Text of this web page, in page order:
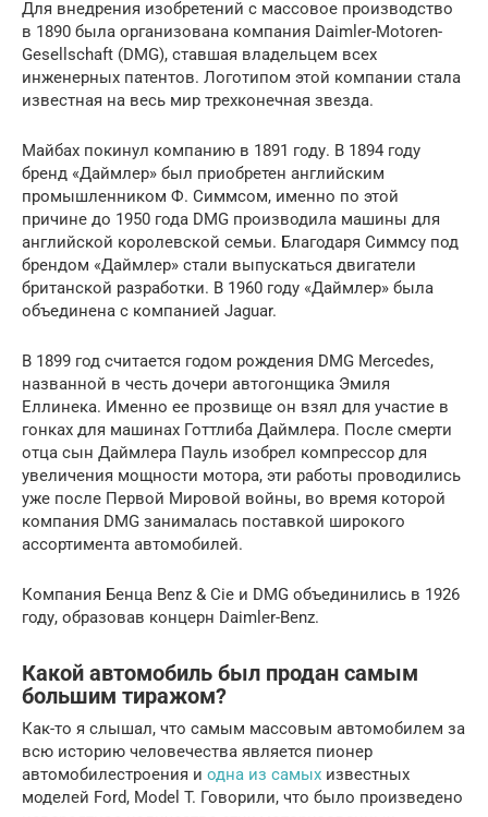
Для внедрения изобретений с массовое производство
в 1890 была организована компания Daimler-Motoren-
Gesellschaft (DMG), ставшая владельцем всех
инженерных патентов. Логотипом этой компании стала
известная на весь мир трехконечная звезда.
Майбах покинул компанию в 1891 году. В 1894 году
бренд «Даймлер» был приобретен английским
промышленником Ф. Симмсом, именно по этой
причине до 1950 года DMG производила машины для
английской королевской семьи. Благодаря Симмсу под
брендом «Даймлер» стали выпускаться двигатели
британской разработки. В 1960 году «Даймлер» была
объединена с компанией Jaguar.
В 1899 год считается годом рождения DMG Mercedes,
названной в честь дочери автогонщика Эмиля
Еллинека. Именно ее прозвище он взял для участие в
гонках для машинах Готтлиба Даймлера. После смерти
отца сын Даймлера Пауль изобрел компрессор для
увеличения мощности мотора, эти работы проводились
уже после Первой Мировой войны, во время которой
компания DMG занималась поставкой широкого
ассортимента автомобилей.
Компания Бенца Benz & Cie и DMG объединились в 1926
году, образовав концерн Daimler-Benz.
Какой автомобиль был продан самым
большим тиражом?
Как-то я слышал, что самым массовым автомобилем за
всю историю человечества является пионер
автомобилестроения и одна из самых известных
моделей Ford, Model T. Говорили, что было произведено